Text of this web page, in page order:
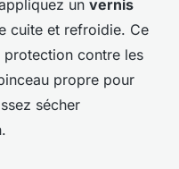
un vernis
cuite et refroidie. Ce
protection contre les
propre pour
sécher